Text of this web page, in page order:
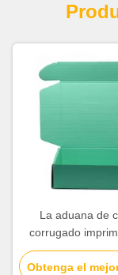
La aduana de
corrugado
modificado para
particulares los
Obtenga el